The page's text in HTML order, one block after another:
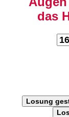
das
Losung